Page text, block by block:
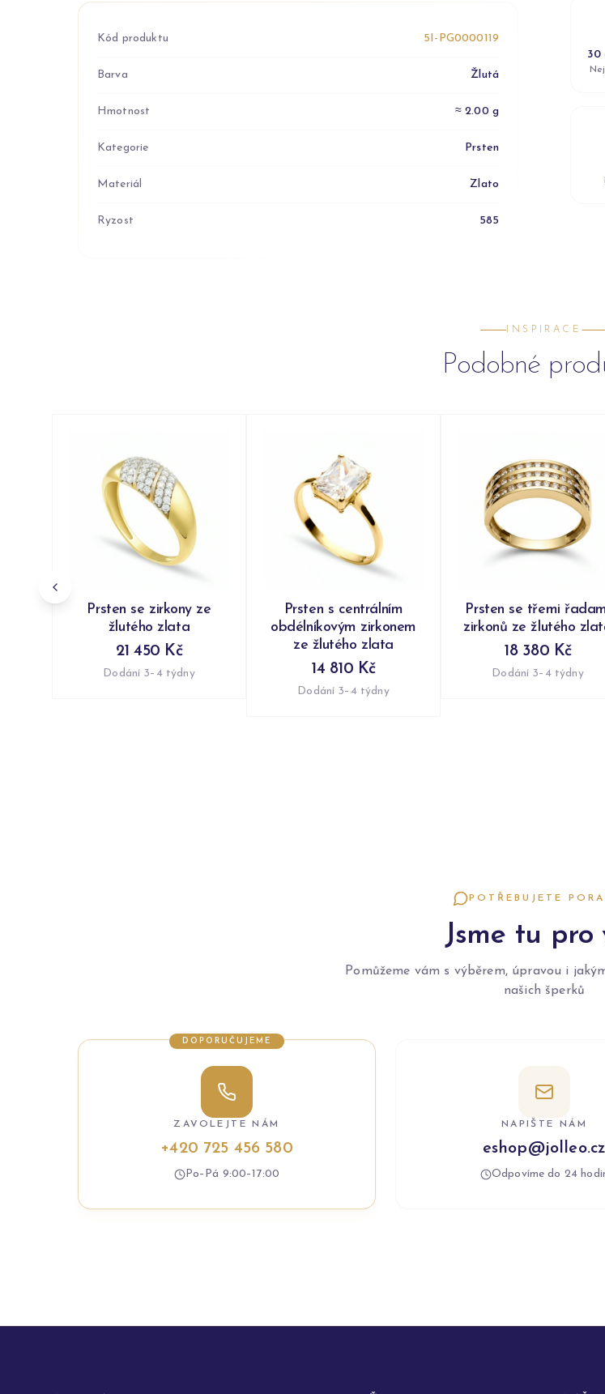
Kód produktu 5I-PG0000119
Barva Žlutá
Hmotnost ≈ 2.00 g
Kategorie Prsten
Materiál Zlato
Ryzost 585
30
INSPIRACE
Podobné
Prsten se zirkony ze
žlutého zlata
21 450 Kč
Dodání 3–4 týdny
Prsten s centrálním
obdélníkovým zirkonem
ze žlutého zlata
14 810 Kč
Dodání 3–4 týdny
Prsten se třemi
zirkonů ze žlutého
18 380 Kč
Dodání 3–4 týdny
POTŘEBUJETE
Jsme tu pro
Pomůžeme vám s výběrem, úpravou i
našich šperků
DOPORUČUJEME
ZAVOLEJTE NÁM
+420 725 456 580
Po–Pá 9:00–17:00
NAPIŠTE NÁM
eshop@jolleo.cz
Odpovíme do 24